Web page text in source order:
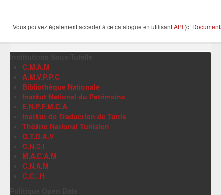
Vous pouvez également accéder à ce catalogue en utilisantAPI (cf
C.M.A.M
A.M.V.P.P.C
Bibliothèque Nationale
Institut National du Patrimoine
E.N.P.F.M.C.A
Institut de Traduction de Tunis
Théâtre National Tunisien
O.T.D.A.V
C.N.C.I
M.A.C.A.M
C.N.A.M
C.C.I.H